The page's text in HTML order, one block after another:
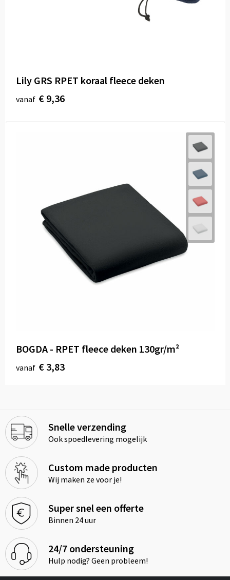
Lily GRS RPET koraal fleece deken
vanaf € 9,36
BOGDA - RPET fleece deken 130gr/m²
vanaf € 3,83
Snelle verzending
Ook spoedlevering mogelijk
Custom made producten
Wij maken ze voor je!
Super snel een offerte
Binnen 24 uur
24/7 ondersteuning
Hulp nodig? Geen probleem!